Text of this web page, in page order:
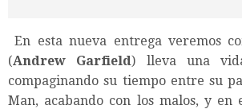
En esta nueva entrega veremos
(Andrew Garfield) lleva una
compaginando su tiempo entre su
Man, acabando con los malos, y